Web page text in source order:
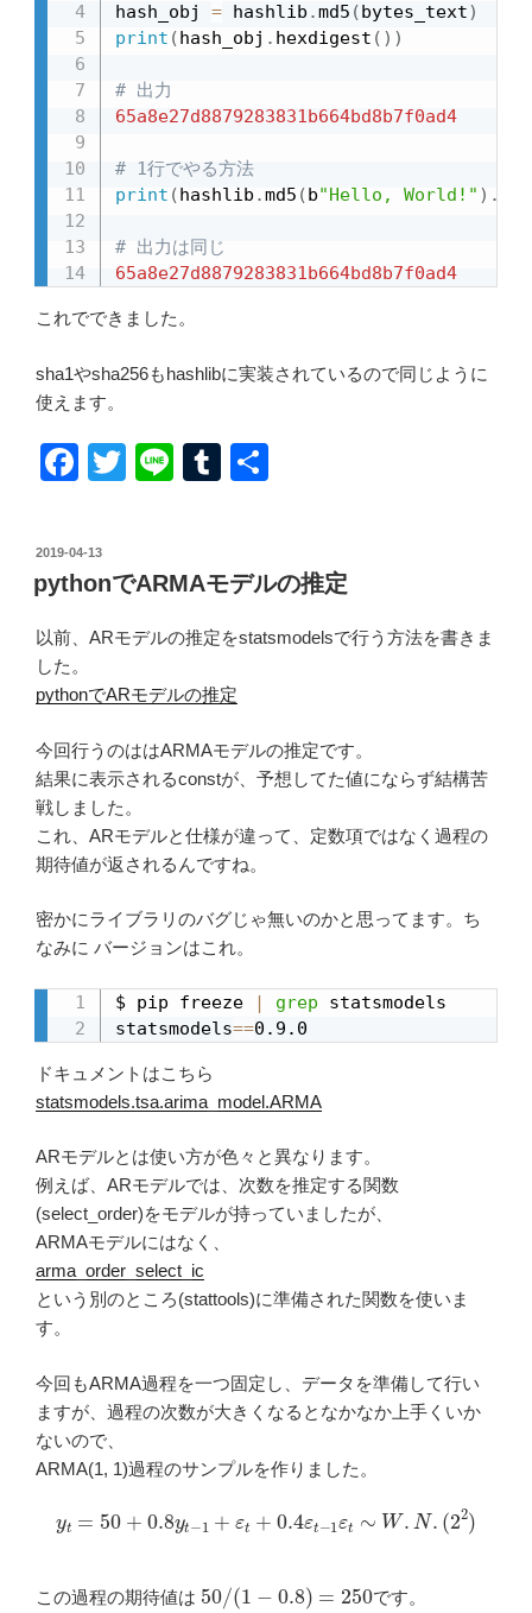
hash_obj = hashlib .md5 (bytes_text)
print (hash_obj . hexdigest ( ) )
# 出力
65a8e27d8879283831b664bd8b7f0ad4
# 1行でやる方法
print (hashlib .md5 (b"Hello, World!" ) .
# 出力は同じ
65a8e27d8879283831b664bd8b7f0ad4
これでできました。
sha1やsha256もhashlibに実装されているので同じように
使えます。
F
c
e
o
o
T
er
Li
T
bl
投
日:
2019-04-13
pythonでARMAモデルの推定
以前、ARモデルの推定をstatsmodelsで行う方法を書きま
した。
pythonでARモデルの推定
今回行うのははARMAモデルの推定です。
結果に表示されるconstが、予想してた値にならず結構苦
戦しました。
これ、ARモデルと仕様が違って、定数項ではなく過程の
期待値が返されるんですね。
密かにライブラリのバグじゃ無いのかと思ってます。ち
なみに バージョンはこれ。
$ pip freeze | grep statsmodels
statsmodels==0.9.0
ドキュメントはこちら
statsmodels.tsa.arima_model.ARMA
ARモデルとは使い方が色々と異なります。
例えば、ARモデルでは、次数を推定する関数
(select_order)をモデルが持っていましたが、
ARMAモデルにはなく、
arma_order_select_ic
という別のところ(stattools)に準備された関数を使いま
す。
今回もARMA過程を一つ固定し、データを準備して行い
ますが、過程の次数が大きくなるとなかなか上手くいか
ないので、
ARMA(1, 1)過程のサンプルを作りました。
=50 +0.8 + 0.4 ε W.N (22 )
この過程の期待値は 50 /(1 0.8 )= 250 です。